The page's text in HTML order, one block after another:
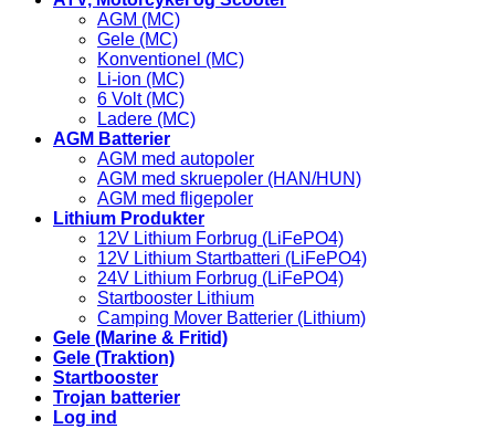
AGM (MC)
Gele (MC)
Konventionel (MC)
Li-ion (MC)
6 Volt (MC)
Ladere (MC)
AGM Batterier
AGM med autopoler
AGM med skruepoler (HAN/HUN)
AGM med fligepoler
Lithium Produkter
12V Lithium Forbrug (LiFePO4)
12V Lithium Startbatteri (LiFePO4)
24V Lithium Forbrug (LiFePO4)
Startbooster Lithium
Camping Mover Batterier (Lithium)
Gele (Marine & Fritid)
Gele (Traktion)
Startbooster
Trojan batterier
Log ind